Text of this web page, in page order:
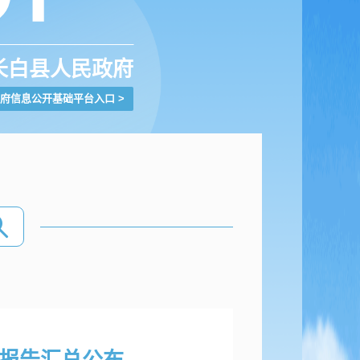
白县人民政府
信息公开基础平台入口 >